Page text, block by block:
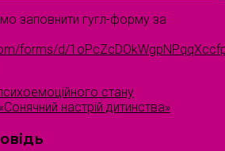
заповнити гугл-форму за
forms/d/
стану
настрій дитинства»